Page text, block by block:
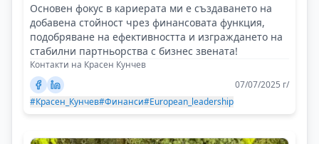
Основен фокус в кариерата ми е създаването на
добавена стойност чрез финансовата функция,
подобряване на ефективността и изграждането на
стабилни партньорства с бизнес звената!
Контакти на Красен Кунчев
07/07/2025 г/
#Красен_Кунчев#Финанси#European_leadership